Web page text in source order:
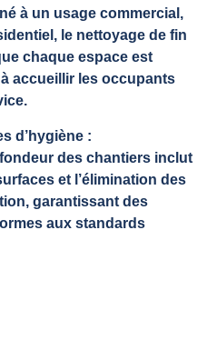
à un usage commercial,
le nettoyage de fin
chaque espace est
accueillir les occupants
d’hygiène :
des chantiers inclut
et l’élimination des
garantissant des
aux standards